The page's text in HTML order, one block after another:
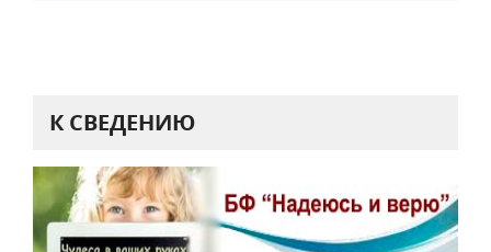
К СВЕДЕНИЮ